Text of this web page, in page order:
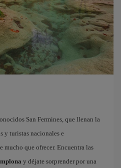
San Fermines, que llenan la
y turistas nacionales e
mucho que ofrecer. Encuentra las
y déjate sorprender por una